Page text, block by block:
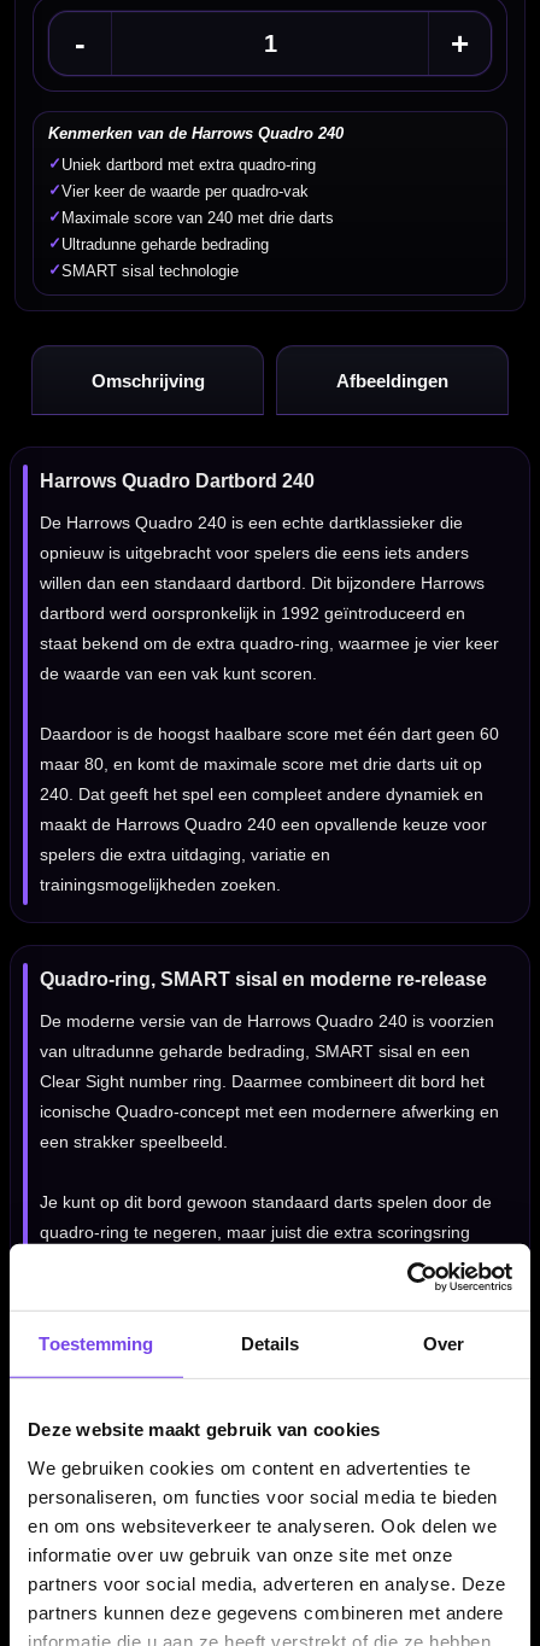
Toestemming Details Over
Deze website maakt gebruik van cookies
We gebruiken cookies om content en advertenties te
personaliseren, om functies voor social media te bieden
en om ons websiteverkeer te analyseren. Ook delen we
informatie over uw gebruik van onze site met onze
partners voor social media, adverteren en analyse. Deze
partners kunnen deze gegevens combineren met andere
informatie die u aan ze heeft verstrekt of die ze hebben
Kenmerken van de Harrows Quadro 240
✓ Uniek dartbord met extra quadro-ring
✓Vier keer de waarde per quadro-vak
✓ Maximale score van 240 met drie darts
✓ Ultradunne geharde bedrading
✓SMART sisal technologie
- +
Omschrijving Afbeeldingen
Harrows Quadro Dartbord 240
De Harrows Quadro 240 is een echte dartklassieker die
opnieuw is uitgebracht voor spelers die eens iets anders
willen dan een standaard dartbord. Dit bijzondere Harrows
dartbord werd oorspronkelijk in 1992 geïntroduceerd en
staat bekend om de extra quadro-ring, waarmee je vier keer
de waarde van een vak kunt scoren.
Daardoor is de hoogst haalbare score met één dart geen 60
maar 80, en komt de maximale score met drie darts uit op
240. Dat geeft het spel een compleet andere dynamiek en
maakt de Harrows Quadro 240 een opvallende keuze voor
spelers die extra uitdaging, variatie en
trainingsmogelijkheden zoeken.
Quadro-ring, SMART sisal en moderne re-release
De moderne versie van de Harrows Quadro 240 is voorzien
van ultradunne geharde bedrading, SMART sisal en een
Clear Sight number ring. Daarmee combineert dit bord het
iconische Quadro-concept met een modernere afwerking en
een strakker speelbeeld.
Je kunt op dit bord gewoon standaard darts spelen door de
quadro-ring te negeren, maar juist die extra scoringsring
maakt het bord zo leuk voor alternatieve spelvormen,
precisietraining en fanatieke darters die eens iets anders
Maximale score van 240 met drie darts
✓ Ultradunne geharde bedrading
✓ SMART sisal technologie
✓ Clear Sight number ring